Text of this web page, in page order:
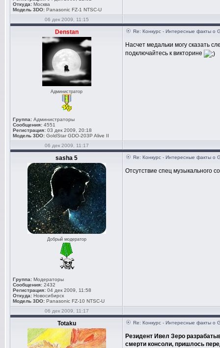
Откуда: Москва
Модель 3DO: Panasonic FZ-1 NTSC-U
06 дек 2009, 11:15
Denstan
Администратор
Группа: Администраторы
Сообщения: 4551
Регистрация: 03 дек 2009, 20:18
Модель 3DO: GoldStar GDO-203P Alive II
Re: Конкурс - Интересные факты о
Насчет медальки могу сказать
подключайтесь к викторине
06 дек 2009, 11:17
sasha 5
Добрый модератор
Группа: Модераторы
Сообщения: 2432
Регистрация: 04 дек 2009, 11:58
Откуда: Новосибирск
Модель 3DO: Panasonic FZ-10 NTSC-U
Re: Конкурс - Интересные факты о
Отсутствие спец музыкального
06 дек 2009, 11:17
Totaku Re: Конкурс - Интересные факты о
Резидент Ивел Зеро
смерти консоли, пришлось